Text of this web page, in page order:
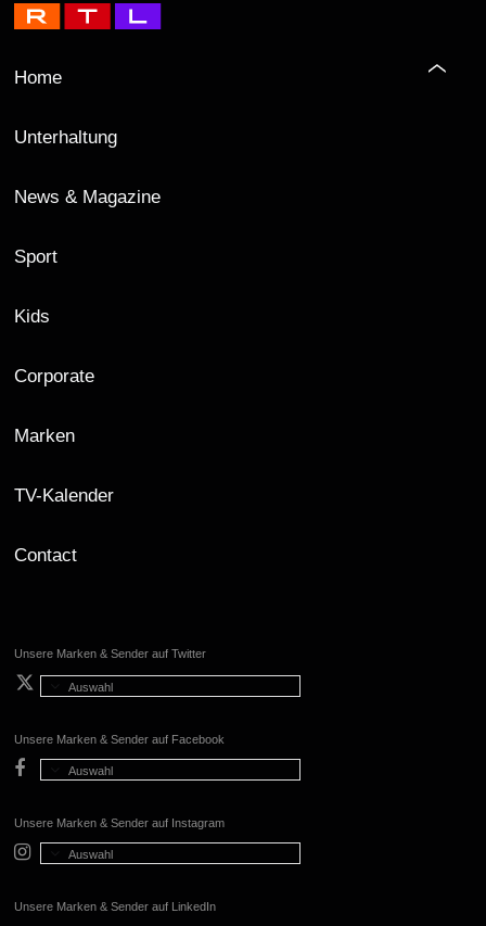
Home
Unterhaltung
News & Magazine
Sport
Kids
Corporate
Marken
TV-Kalender
Contact
Unsere Marken & Sender auf Twitter
Auswahl
Unsere Marken & Sender auf Facebook
Auswahl
Unsere Marken & Sender auf Instagram
Auswahl
Unsere Marken & Sender auf LinkedIn